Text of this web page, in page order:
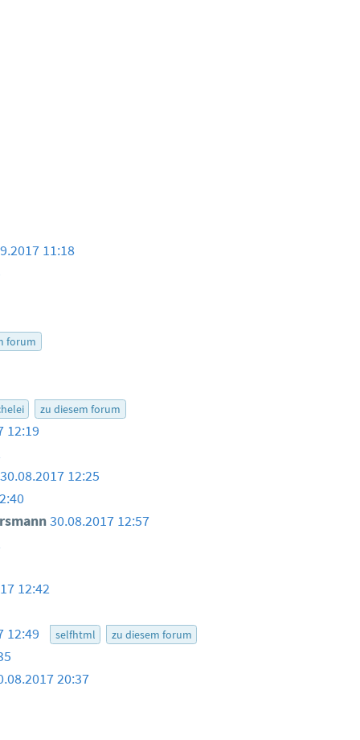
11:18
forum
zu diesem forum
12:19
30.08.2017 12:25
30.08.2017 12:57
12:42
12:49 selfhtml zu diesem forum
20:37